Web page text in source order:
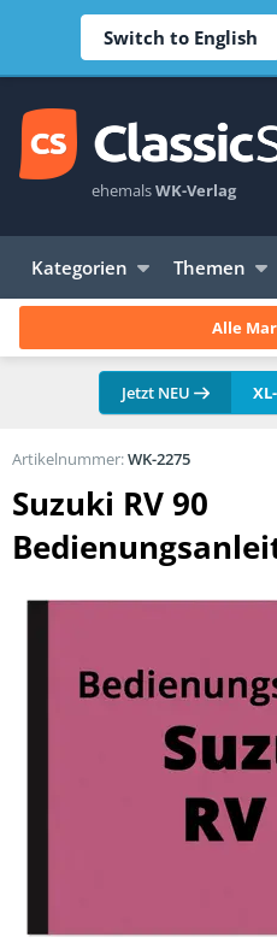
Switch to English
ehemalsWK-Verlag
Kategorien Themen
Alle
Jetzt NEU
Suzuki RV 90
Artikelnummer:WK-2275